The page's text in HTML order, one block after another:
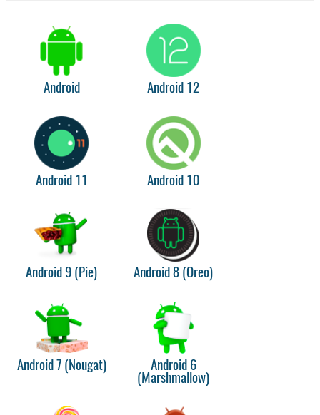
Android Android 12
Android 11 Android 10
Android 9 (Pie) Android 8 (Oreo)
Android 7 (Nougat)
Android 6
(Marshmallow)